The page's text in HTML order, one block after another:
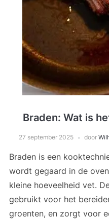
Braden: Wat is
27 september 2025 door
Braden is een
wordt gegaard in de
kleine hoeveelheid vet.
gebruikt voor het
groenten, en zorgt voor